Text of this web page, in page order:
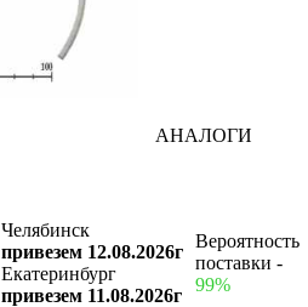
АНАЛОГИ
Челябинск
привезем 12.08.2026г
Екатеринбург
привезем 11.08.2026г
Вероятность
поставки -
99%